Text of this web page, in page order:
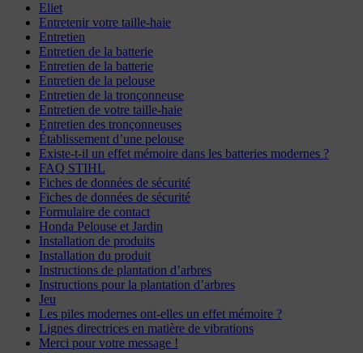
Eliet
Entretenir votre taille-haie
Entretien
Entretien de la batterie
Entretien de la batterie
Entretien de la pelouse
Entretien de la tronçonneuse
Entretien de votre taille-haie
Entretien des tronçonneuses
Établissement d’une pelouse
Existe-t-il un effet mémoire dans les batteries modernes ?
FAQ STIHL
Fiches de données de sécurité
Fiches de données de sécurité
Formulaire de contact
Honda Pelouse et Jardin
Installation de produits
Installation du produit
Instructions de plantation d’arbres
Instructions pour la plantation d’arbres
Jeu
Les piles modernes ont-elles un effet mémoire ?
Lignes directrices en matière de vibrations
Merci pour votre message !